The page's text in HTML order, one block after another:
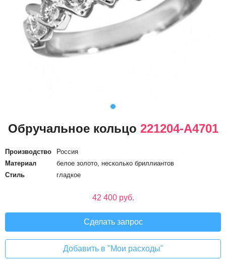
Обручальное кольцо 221204-А4701
Производство
Россия
Материал
белое золото, несколько бриллиантов
Стиль
гладкое
42 400 руб.
Сделать запрос
Добавить в "Мои расходы"